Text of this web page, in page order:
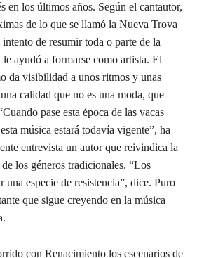
en los últimos años. Según el cantautor,
de lo que se llamó la Nueva Trova
de resumir toda o parte de la
le ayudó a formarse como artista. El
da visibilidad a unos ritmos y unas
calidad que no es una moda, que
pase esta época de las vacas
música estará todavía vigente”, ha
entrevista un autor que reivindica la
los géneros tradicionales. “Los
una especie de resistencia”, dice. Puro
que sigue creyendo en la música
con Renacimiento los escenarios de